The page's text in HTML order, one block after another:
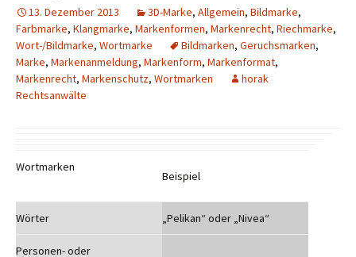
13. Dezember 2013 3D-Marke, Allgemein, Bildmarke,
Farbmarke, Klangmarke, Markenformen, Markenrecht, Riechmarke,
Wort-/Bildmarke, Wortmarke Bildmarken, Geruchsmarken,
Marke, Markenanmeldung, Markenform, Markenformat,
Markenrecht, Markenschutz, Wortmarken
horak
Rechtsanwälte
Wortmarken
Beispiel
Wörter „Pelikan“ oder „Nivea“
Personen- oder